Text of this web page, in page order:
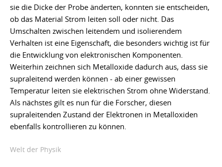
sie die Dicke der Probe änderten, konnten sie entscheiden,
ob das Material Strom leiten soll oder nicht. Das
Umschalten zwischen leitendem und isolierendem
Verhalten ist eine Eigenschaft, die besonders wichtig ist für
die Entwicklung von elektronischen Komponenten.
Weiterhin zeichnen sich Metalloxide dadurch aus, dass sie
supraleitend werden können - ab einer gewissen
Temperatur leiten sie elektrischen Strom ohne Widerstand.
Als nächstes gilt es nun für die Forscher, diesen
supraleitenden Zustand der Elektronen in Metalloxiden
ebenfalls kontrollieren zu können.
Welt der Physik